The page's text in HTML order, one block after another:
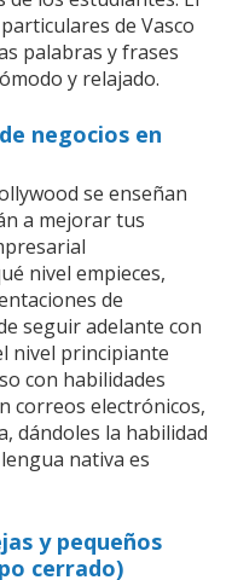
de Vasco
palabras y frases
y relajado.
negocios en
se enseñan
a mejorar tus
nivel empieces,
de
seguir adelante con
nivel principiante
con habilidades
correos electrónicos,
dándoles la habilidad
nativa es
y pequeños
cerrado)